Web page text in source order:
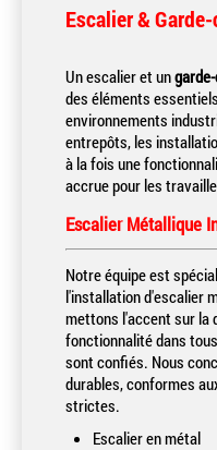
Escalier &
Un escalier et un
des éléments
environnements
entrepôts, les
à la fois une
accrue pour les
Escalier Métallique
Notre équipe est
l'installation d'escalier
mettons l'accent sur la
fonctionnalité dans
sont confiés. Nous
durables, conformes
strictes.
Escalier en métal